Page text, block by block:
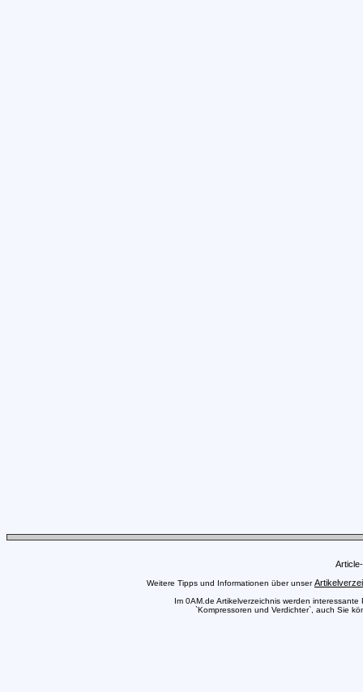
Weitere Tipps und Informationen über unser
Im 0AM.de Artikelverzeichnis werden
`Kompressoren und Verdichter`, auch Sie